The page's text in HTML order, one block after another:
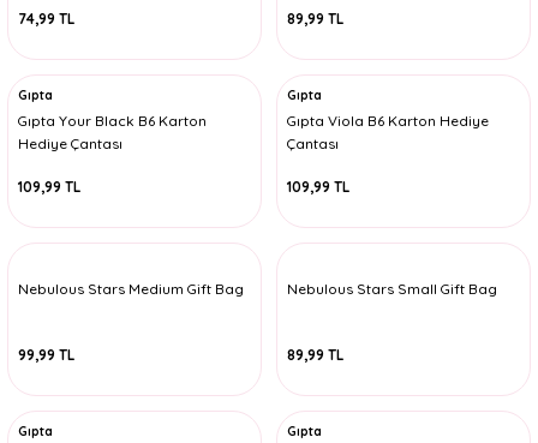
74,99 TL 89,99 TL
Gıpta
Gıpta Your Black B6 Karton
Hediye Çantası
109,99 TL
Gıpta
Gıpta Viola B6 Karton Hediye
Çantası
109,99 TL
Nebulous Stars Medium Gift Bag
99,99 TL
Nebulous Stars Small Gift Bag
89,99 TL
Gıpta Gıpta